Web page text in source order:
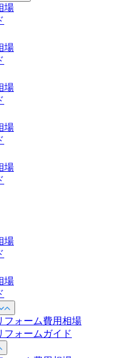
場
場
場
場
場
場
場
フォーム費用相場
フォームガイド